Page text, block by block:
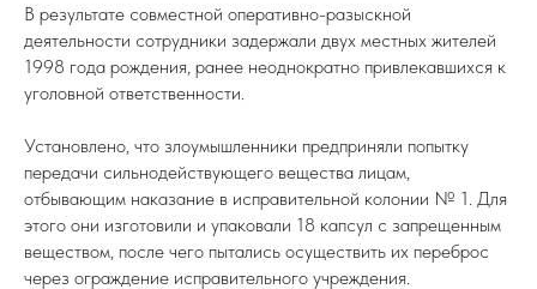
В результате совместной оперативно-разыскной
деятельности сотрудники задержали двух местных жителей
1998 года рождения, ранее неоднократно привлекавшихся к
уголовной ответственности.
Установлено, что злоумышленники предприняли попытку
передачи сильнодействующего вещества лицам,
отбывающим наказание в исправительной колонии № 1. Для
этого они изготовили и упаковали 18 капсул с запрещенным
веществом, после чего пытались осуществить их переброс
через ограждение исправительного учреждения.